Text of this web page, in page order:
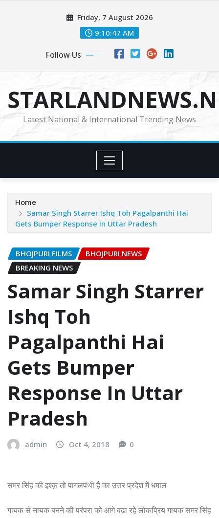
Friday, 7 August 2026
9:10:48 AM
Follow Us
Latest National & International Trending News
Home
Samar Singh Starrer Ishq Toh Pagalpanthi Hai
Gets Bumper Response In Uttar Pradesh
BHOJPURI FILMS
BHOJPURI NEWS
BREAKING NEWS
Samar Singh Starrer
Ishq Toh
Pagalpanthi Hai
Gets Bumper
Response In Uttar
Pradesh
admin Oct 4, 2018 0
समर सिंह की इश्क़ तो पागलपंथी है का उत्तर प्रदेश में धमाल
गायक से नायक बनने की परंपरा को आगे बढ़ा रहे लोकप्रिय गायक समर सिंह